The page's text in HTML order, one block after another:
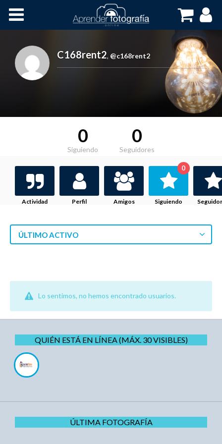
Cursos OnLine
C168rent2, @c168rent2
0
Siguiendo
0
Seguidores
Actividad Perfil Amigos Siguiendo
0
ÚLTIMO ACTIVO
Lo sentimos, no hemos encontrado usuarios.
QUIÉN ESTÁ EN LÍNEA (MÁX. 30 VISIBLES)
ÚLTIMA FOTOGRAFÍA